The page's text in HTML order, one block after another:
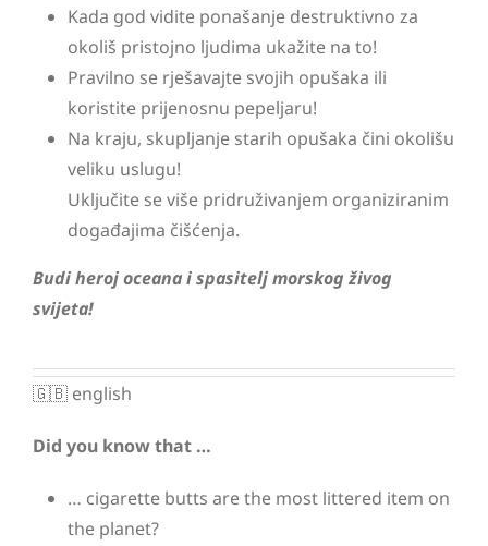
Kada god vidite ponašanje destruktivno za
okoliš pristojno ljudima ukažite na to!
Pravilno se rješavajte svojih opušaka ili
koristite prijenosnu pepeljaru!
Na kraju, skupljanje starih opušaka čini okolišu
veliku uslugu!
Uključite se više pridruživanjem organiziranim
događajima čišćenja.
Budi heroj oceana i spasitelj morskog živog
svijeta!
🇬🇧 english
Did you know that …
… cigarette butts are the most littered item on
the planet?